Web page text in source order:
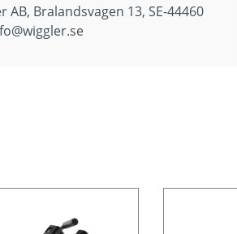
AB, Bralandsvagen 13, SE-44460